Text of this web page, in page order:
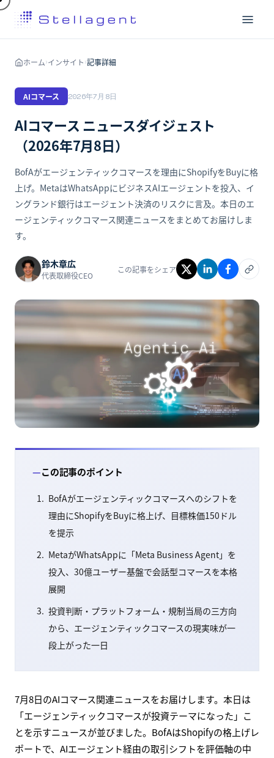
ホーム›インサイト ›記事詳細
AIコマース 2026年7月8日
AIコマース ニュースダイジェスト
（2026年7月8日）
BofAがエージェンティックコマースを理由にShopifyをBuyに格
上げ。MetaはWhatsAppにビジネスAIエージェントを投入、イ
ングランド銀行はエージェント決済のリスクに言及。本日のエ
ージェンティックコマース関連ニュースをまとめてお届けしま
す。
鈴木章広
代表取締役CEO
この記事をシェア
この記事のポイント
BofAがエージェンティックコマースへのシフトを
理由にShopifyをBuyに格上げ、目標株価150ドル
を提示
MetaがWhatsAppに「Meta Business Agent」を
投入、30億ユーザー基盤で会話型コマースを本格
展開
投資判断・プラットフォーム・規制当局の三方向
から、エージェンティックコマースの現実味が一
段上がった一日
7月8日のAIコマース関連ニュースをお届けします。本日は
「エージェンティックコマースが投資テーマになった」こ
とを示すニュースが並びました。BofAはShopifyの格上げレ
ポートで、AIエージェント経由の取引シフトを評価軸の中